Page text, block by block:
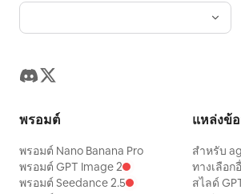
พรอมต์
พรอมต์ Nano Banana Pro
พรอมต์ GPT Image 2
พรอมต์ Seedance 2.5
แหล่งข้
สำหรับ
ทางเลือก
สไลด์